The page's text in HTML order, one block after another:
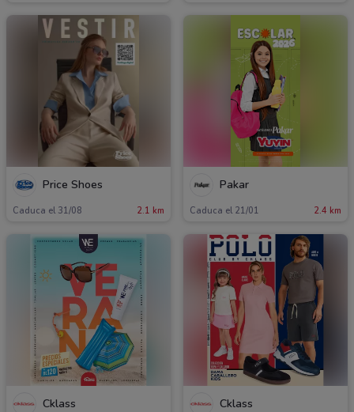
Price Shoes
Caduca el 31/08 2.1 km
Pakar
Caduca el 21/01 2.4 km
Cklass Cklass